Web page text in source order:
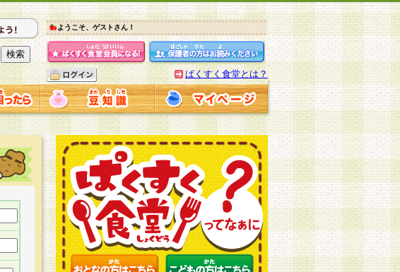
ようこそ、ゲストさん！
ぱくすく食堂とは？